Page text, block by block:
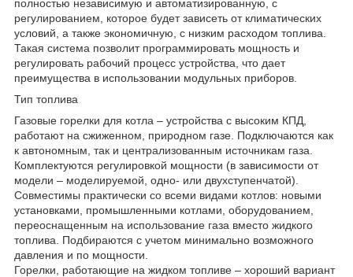
полностью независимую и автоматизированную, с
регулированием, которое будет зависеть от климатических
условий, а также экономичную, с низким расходом топлива.
Такая система позволит программировать мощность и
регулировать рабочий процесс устройства, что дает
преимущества в использовании модульных приборов.
Тип топлива
Газовые горелки для котла – устройства с высоким КПД,
работают на сжиженном, природном газе. Подключаются как
к автономным, так и централизованным источникам газа.
Комплектуются регулировкой мощности (в зависимости от
модели – моделируемой, одно- или двухступенчатой).
Совместимы практически со всеми видами котлов: новыми
установками, промышленными котлами, оборудованием,
переоснащенным на использование газа вместо жидкого
топлива. Подбираются с учетом минимально возможного
давления и по мощности.
Горелки, работающие на жидком топливе – хороший вариант